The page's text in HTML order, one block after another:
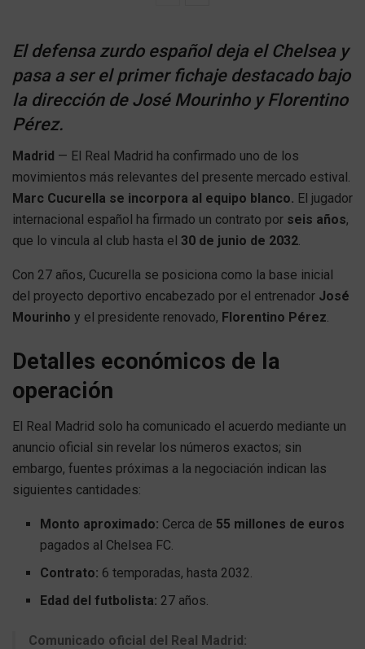
El defensa zurdo español deja el Chelsea y
pasa a ser el primer fichaje destacado bajo
la dirección de José Mourinho y Florentino
Pérez.
Madrid — El Real Madrid ha confirmado uno de los
movimientos más relevantes del presente mercado estival.
Marc Cucurella se incorpora al equipo blanco. El jugador
internacional español ha firmado un contrato por seis años,
que lo vincula al club hasta el 30 de junio de 2032.
Con 27 años, Cucurella se posiciona como la base inicial
del proyecto deportivo encabezado por el entrenador José
Mourinho y el presidente renovado, Florentino Pérez.
Detalles económicos de la
operación
El Real Madrid solo ha comunicado el acuerdo mediante un
anuncio oficial sin revelar los números exactos; sin
embargo, fuentes próximas a la negociación indican las
siguientes cantidades:
Monto aproximado: Cerca de 55 millones de euros
pagados al Chelsea FC.
Contrato: 6 temporadas, hasta 2032.
Edad del futbolista: 27 años.
Comunicado oficial del Real Madrid: